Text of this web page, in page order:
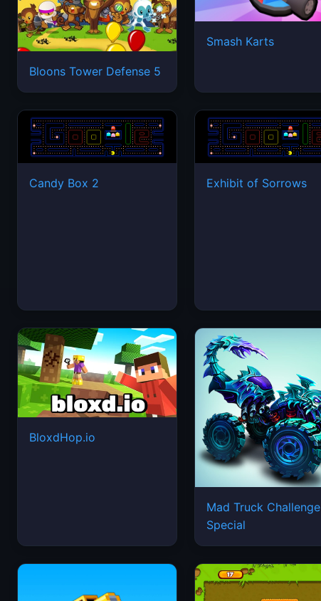
Bloons Tower Defense 5
Smash Karts
Candy Box 2 Exhibit of Sorrows
BloxdHop.io
Mad Truck Challenge
Special